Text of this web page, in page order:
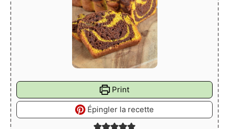
Print
Épingler la recette